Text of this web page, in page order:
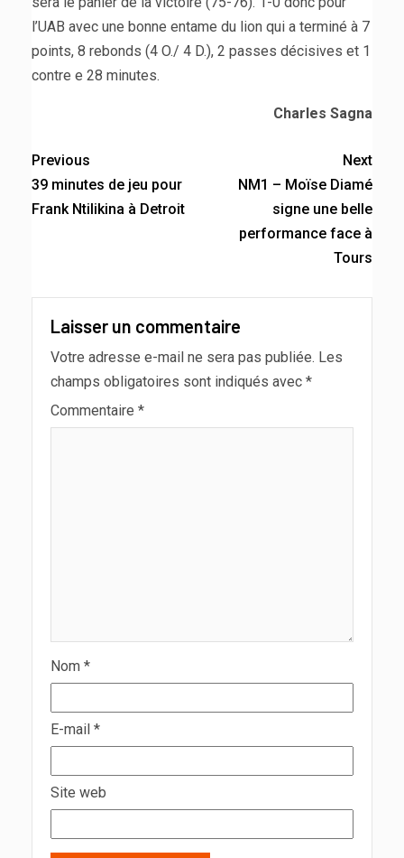
l’UAB avec une bonne entame du lion qui a terminé à 7
points, 8 rebonds (4 O./ 4 D.), 2 passes décisives et 1
contre e 28 minutes.
Charles Sagna
Previous
39 minutes de jeu pour
Frank Ntilikina à Detroit
Next
NM1 – Moïse Diamé
signe une belle
performance face à
Tours
Laisser un commentaire
Votre adresse e-mail ne sera pas publiée. Les
champs obligatoires sont indiqués avec *
Commentaire *
Nom *
E-mail *
Site web